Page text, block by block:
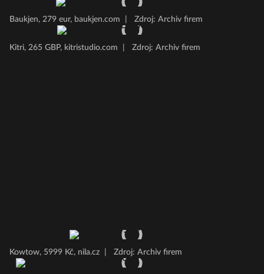
Baukjen, 279 eur, baukjen.com Zdroj: Archiv firem
Kitri, 265 GBP, kitristudio.com Zdroj: Archiv firem
Kowtow, 5999 Kč, nila.cz Zdroj: Archiv firem